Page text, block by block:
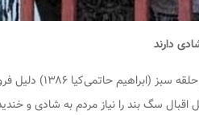
دارند
حلقه سبز (ابراهیم حاتمی‌کیا ۱۳۸۶) دلیل
اقبال سگ بندرا نیاز مردم به شادی و